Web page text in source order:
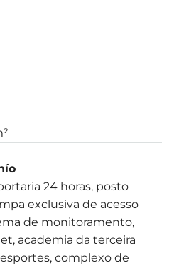
24 horas, posto
exclusiva de acesso
de monitoramento,
academia da terceira
complexo de